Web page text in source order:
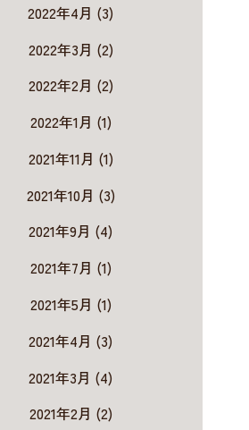
2022年4月 (3)
2022年3月 (2)
2022年2月 (2)
2022年1月 (1)
2021年11月 (1)
2021年10月 (3)
2021年9月 (4)
2021年7月 (1)
2021年5月 (1)
2021年4月 (3)
2021年3月 (4)
2021年2月 (2)